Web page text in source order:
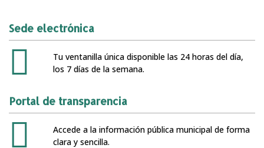
Sede electrónica
Tu ventanilla única disponible las 24 horas del día,
los 7 días de la semana.
Portal de transparencia
Accede a la información pública municipal de forma
clara y sencilla.